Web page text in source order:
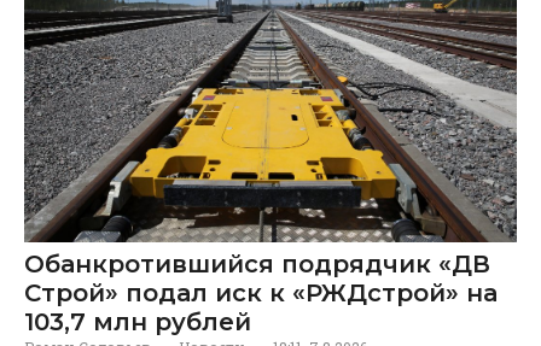
Обанкротившийся подрядчик «ДВ
Строй» подал иск к «РЖДстрой» на
103,7 млн рублей